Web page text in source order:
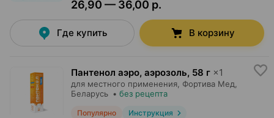
26,90 — 36,00 р.
Где купить В корзину
Пантенол аэро, аэрозоль, 58 г ×1
для местного применения, Фортива Мед
Беларусь • без рецепта
Популярно Инструкция